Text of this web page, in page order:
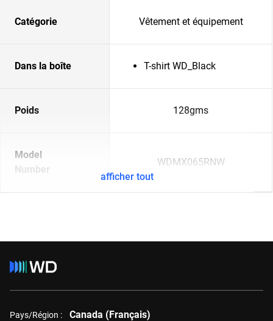
Catégorie Vêtement et équipement
Dans la boîte T-shirt WD_Black
Poids 128gms
Model
Number
WDMX065RNW
afficher tout
Pays/Région : Canada (Français)